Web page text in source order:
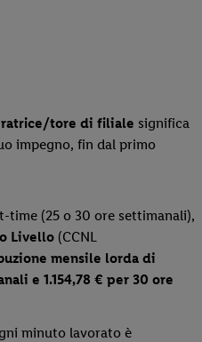
tore di filiale significa
impegno, fin dal primo
time (25 o 30 ore settimanali),
Livello (CCNL
mensile lorda di
e 1.154,78 € per 30 ore
minuto lavorato è